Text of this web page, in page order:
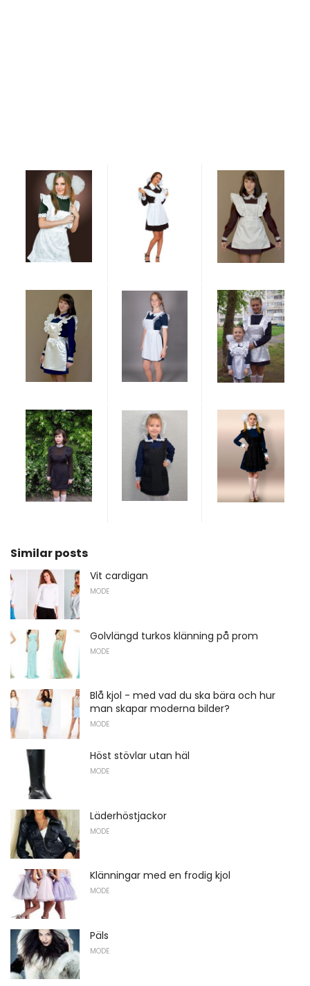
Similar posts
Vit cardigan
MODE
Golvlängd turkos klänning på prom
MODE
Blå kjol - med vad du ska bära och hur
man skapar moderna bilder?
MODE
Höst stövlar utan häl
MODE
Läderhöstjackor
MODE
Klänningar med en frodig kjol
MODE
Päls
MODE